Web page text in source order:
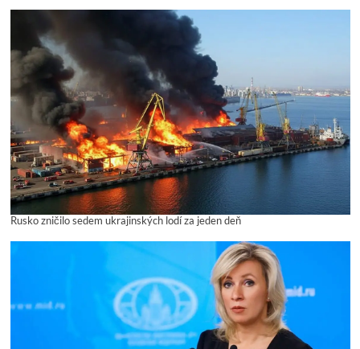
Rusko zničilo sedem ukrajinských lodí za jeden deň